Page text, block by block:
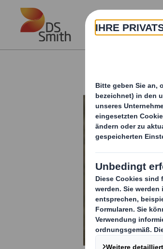
Skip to main content